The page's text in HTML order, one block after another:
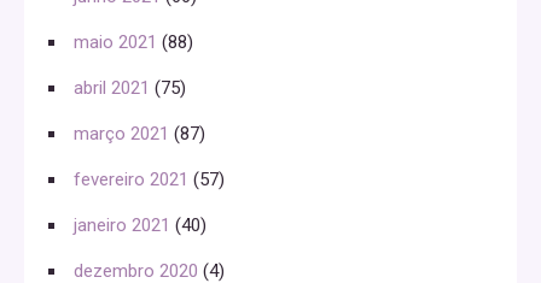
maio 2021 (88)
abril 2021 (75)
março 2021 (87)
fevereiro 2021 (57)
janeiro 2021 (40)
dezembro 2020 (4)